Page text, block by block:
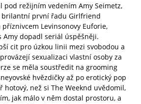
pod režijním vedením Amy Seimetz,
brilantní první řadu Girlfriend
příznivcem Levinsonovy Euforie,
Amy dopadl seriál úspěšněji.
cit pro úzkou linii mezi svobodou a
sexualizaci vlastní osoby za
se měla soustředit na grooming
hvězdičky až po erotický pop
hotový, než si The Weeknd uvědomil,
jak málo v něm dostal prostoru, a